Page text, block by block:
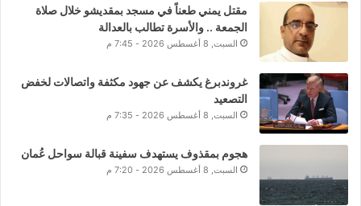
مقتل يمني طعناً في مسجد بمقديشو خلال صلاة
الجمعة .. والأسرة تطالب بالعدالة
السبت, 8 أغسطس 2026 - 7:45 م
غروندبرغ يكشف عن جهود مكثفة واتصالات لخفض
التصعيد
السبت, 8 أغسطس 2026 - 7:35 م
هجوم بمقذوف يستهدف سفينة قبالة سواحل عُمان
السبت, 8 أغسطس 2026 - 7:20 م